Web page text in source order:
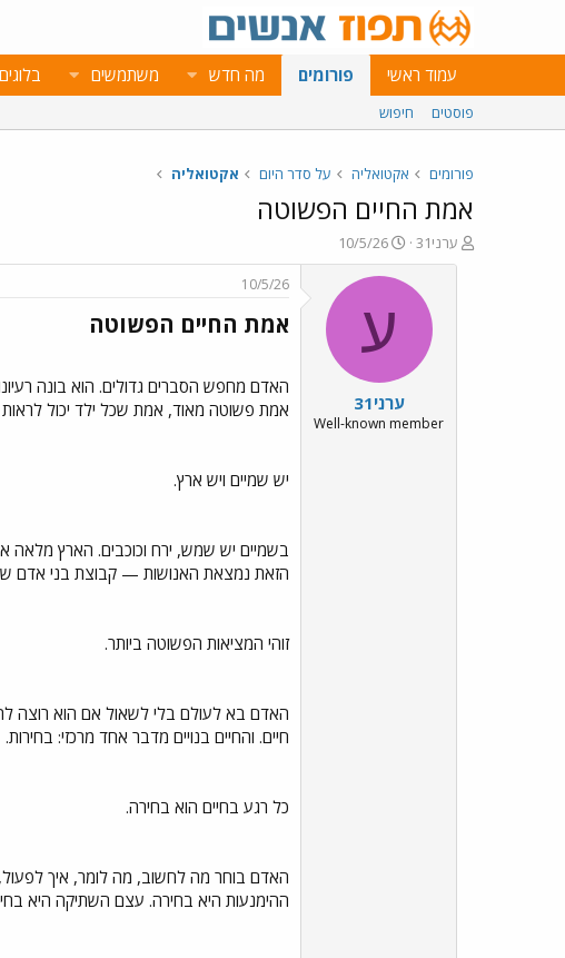
עמוד ראשי פורומים מה חדש משתמשים בלוגים
פוסטים חיפוש
פורומים אקטואליה על סדר היום אקטואליה
אמת החיים הפשוטה
פ
ו
ערני31
פ
ו
ר
ם
ב
א
ר
10/5/26
ע
ערני31
Well-known member
10/5/26
אמת החיים הפשוטה​
האדם מחפש הסברים גדולים. הוא בונה
אמת פשוטה מאוד, אמת שכל ילד יכול לראות
יש שמיים ויש ארץ.
בשמיים יש שמש, ירח וכוכבים. הארץ מלאה
הזאת נמצאת האנושות — קבוצת בני אדם
זוהי המציאות הפשוטה ביותר.
האדם בא לעולם בלי לשאול אם הוא רוצה
חיים. והחיים בנויים מדבר אחד מרכזי: בחירות.
כל רגע בחיים הוא בחירה.
האדם בוחר מה לחשוב, מה לומר, איך
ההימנעות היא בחירה. עצם השתיקה היא